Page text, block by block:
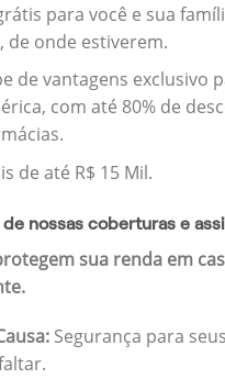
para você e sua
de onde estiverem.
de vantagens exclusivo
com até 80% de
de até R$ 15 Mil.
nossas coberturas e
sua renda em
Segurança para